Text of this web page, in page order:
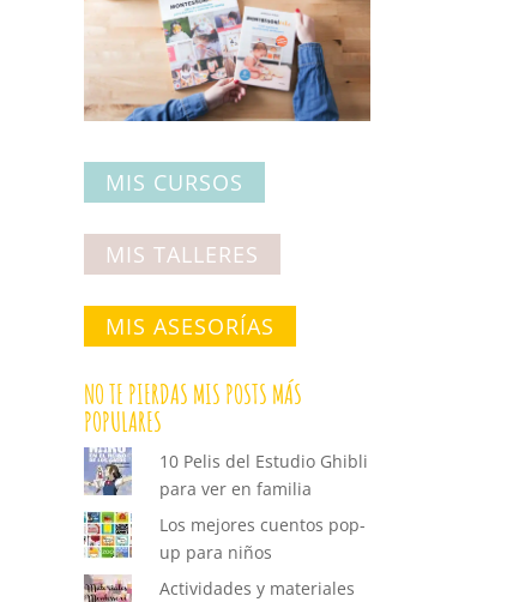
MIS CURSOS
MIS TALLERES
MIS ASESORÍAS
NO TE PIERDAS MIS POSTS MÁS
POPULARES
10 Pelis del Estudio Ghibli
para ver en familia
Los mejores cuentos pop-
up para niños
Actividades y materiales